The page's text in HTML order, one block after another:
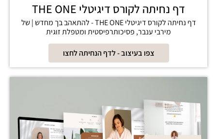
דף נחיתה לקורס דיגיטלי THE ONE
דף נחיתה לקורס דיגיטלי THE ONE - להתאהב בך מחדש | של
מירבי ענבר, פסיכותרפיסטית ומטפלת זוגית
צפו בעיצוב - לדף הנחיתה לחצו